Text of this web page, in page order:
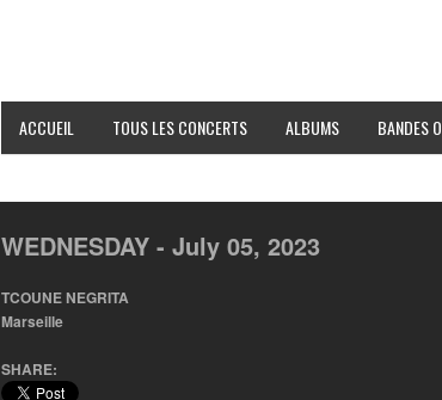
ACCUEIL TOUS LES CONCERTS ALBUMS BANDES
WEDNESDAY - July 05, 2023
TCOUNE NEGRITA
Marseille
SHARE: